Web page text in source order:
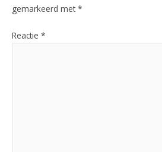
gemarkeerd met*
Reactie *